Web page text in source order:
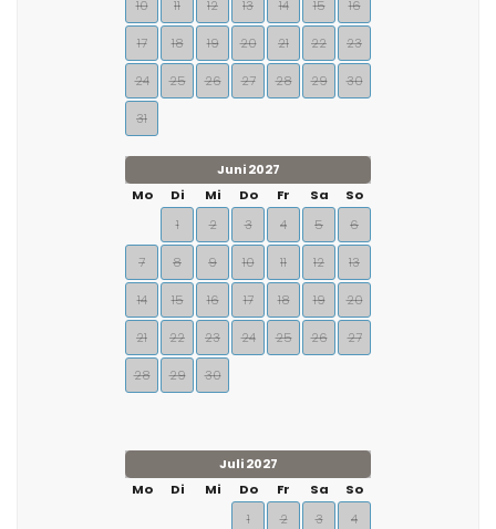
10 11 12 13 14 15 16
17 18 19 20 21 22 23
24 25 26 27 28 29 30
31
Juni 2027
Mo
Di Mi Do Fr Sa
So
1
2 3 4 5 6
7 8 9 10 11 12 13
14 15 16 17 18 19 20
21 22 23 24 25 26 27
28 29 30
Juli 2027
Mo
Di Mi Do Fr Sa
So
1
2 3 4